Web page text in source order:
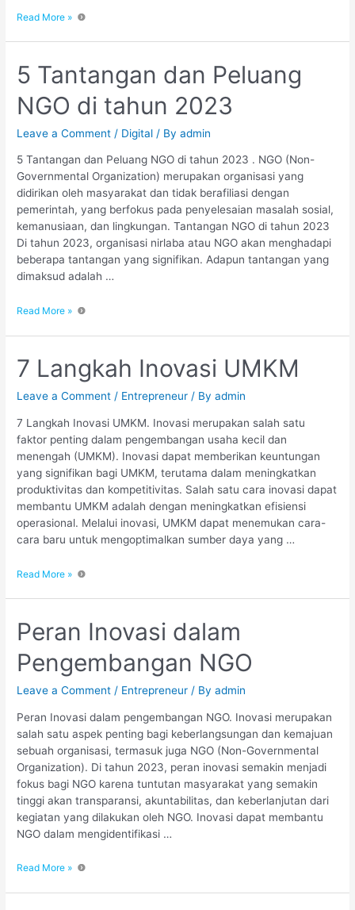
Read More »
5 Tantangan dan Peluang
NGO di tahun 2023
Leave a Comment / Digital / Byadmin
5 Tantangan dan Peluang NGO di tahun 2023 . NGO (Non-
Governmental Organization) merupakan organisasi yang
didirikan oleh masyarakat dan tidak berafiliasi dengan
pemerintah, yang berfokus pada penyelesaian masalah sosial,
kemanusiaan, dan lingkungan. Tantangan NGO di tahun 2023
Di tahun 2023, organisasi nirlaba atau NGO akan menghadapi
beberapa tantangan yang signifikan. Adapun tantangan yang
dimaksud adalah …
Read More »
7 Langkah Inovasi UMKM
Leave a Comment / Entrepreneur / Byadmin
7 Langkah Inovasi UMKM. Inovasi merupakan salah satu
faktor penting dalam pengembangan usaha kecil dan
menengah (UMKM). Inovasi dapat memberikan keuntungan
yang signifikan bagi UMKM, terutama dalam meningkatkan
produktivitas dan kompetitivitas. Salah satu cara inovasi dapat
membantu UMKM adalah dengan meningkatkan efisiensi
operasional. Melalui inovasi, UMKM dapat menemukan cara-
cara baru untuk mengoptimalkan sumber daya yang …
Read More »
Peran Inovasi dalam
Pengembangan NGO
Leave a Comment / Entrepreneur / Byadmin
Peran Inovasi dalam pengembangan NGO. Inovasi merupakan
salah satu aspek penting bagi keberlangsungan dan kemajuan
sebuah organisasi, termasuk juga NGO (Non-Governmental
Organization). Di tahun 2023, peran inovasi semakin menjadi
fokus bagi NGO karena tuntutan masyarakat yang semakin
tinggi akan transparansi, akuntabilitas, dan keberlanjutan dari
kegiatan yang dilakukan oleh NGO. Inovasi dapat membantu
NGO dalam mengidentifikasi …
Read More »